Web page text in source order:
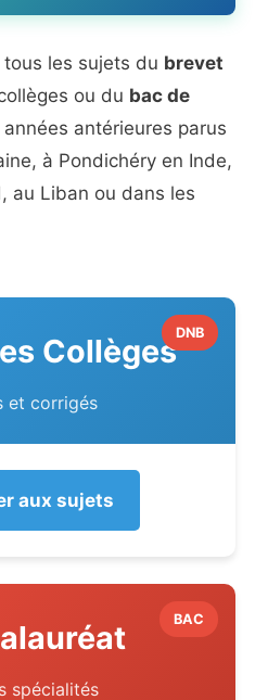
les sujets du brevet
ou du bac de
antérieures parus
à Pondichéry en Inde,
au Liban ou dans les
DNB
Collèges
et corrigés
aux sujets
BAC
spécialités